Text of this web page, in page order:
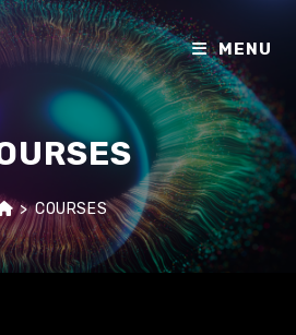
MENU
> COURSES